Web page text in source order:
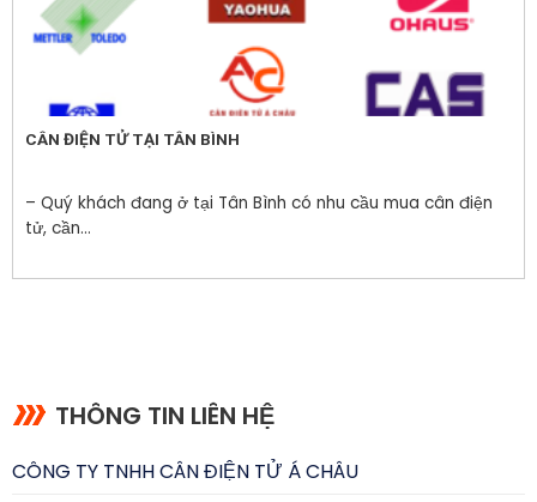
CÂN ĐIỆN TỬ TẠI TÂN BÌNH
– Quý khách đang ở tại Tân Bình có nhu cầu mua cân điện
tử, cần...
THÔNG TIN LIÊN HỆ
CÔNG TY TNHH CÂN ĐIỆN TỬ Á CHÂU